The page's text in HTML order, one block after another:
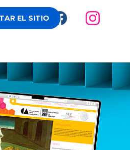
EL SITIO